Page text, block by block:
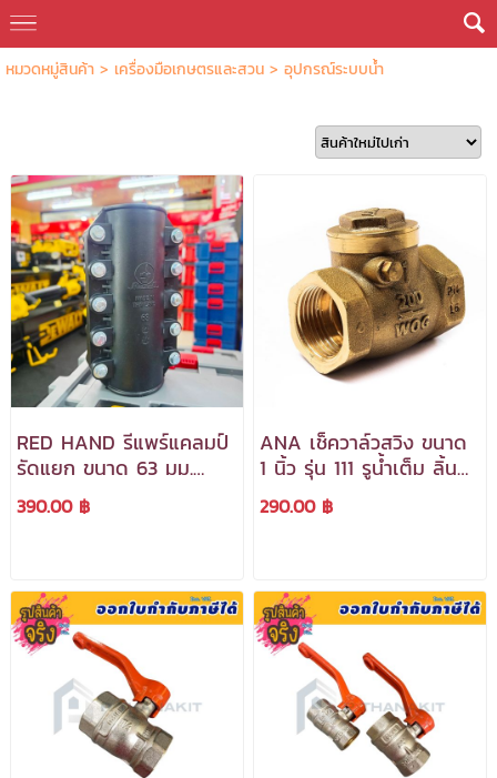
หมวดหมู่สินค้า> เครื่องมือเกษตรและสวน> อุปกรณ์ระบบน้ำ
RED HAND รีแพร์แคลมป์
รัดแยก ขนาด 63 มม.
***สามารถออกใบกำกับ
ภาษีได้***
390.00 ฿
ANA เช็ควาล์วสวิง ขนาด
1 นิ้ว รุ่น 111 รูน้ำเต็ม ลิ้น
ยาง NBR กันรั่วซึม 2 เท่า
***สามารถออกใบกำกับ
290.00 ฿